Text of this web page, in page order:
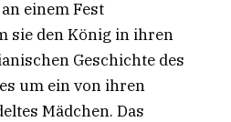
einem Fest
sie den König in ihren
Geschichte des
um ein von ihren
Mädchen. Das